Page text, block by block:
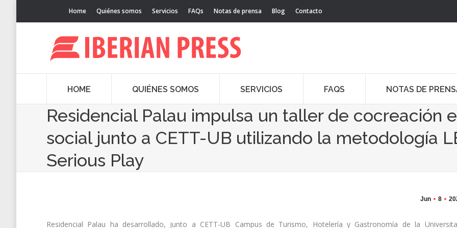
Home Quiénes somos Servicios FAQs Notas de prensa Blog Contacto
HOME QUIÉNES SOMOS SERVICIOS FAQS NOTAS DE
Residencial Palau impulsa un taller de cocreación
social junto a CETT-UB utilizando la metodología
Serious Play
Jun 8
Residencial Palau ha desarrollado, junto a CETT-UB Campus de Turismo, Hotelería y Gastronomía de la